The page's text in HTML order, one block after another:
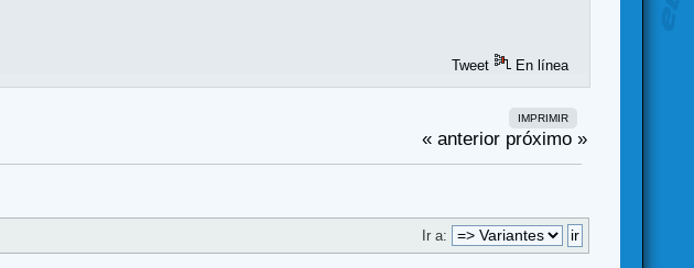
Tweet En línea
IMPRIMIR
« anterior próximo »
Ir a: